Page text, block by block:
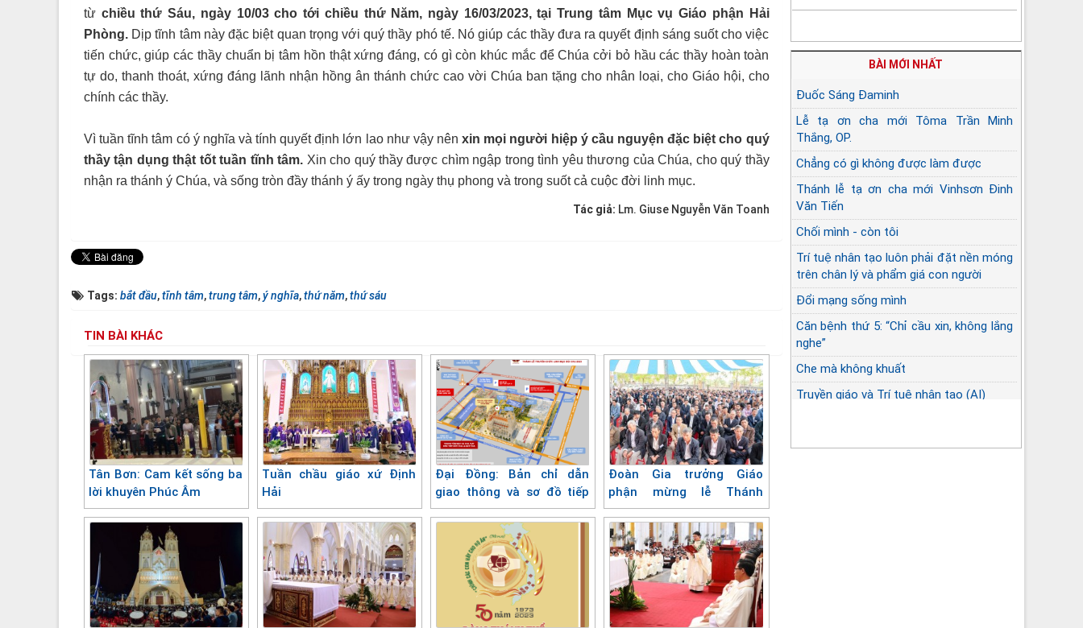
từ chiều thứ Sáu, ngày 10/03 cho tới chiều thứ Năm, ngày 16/03/2023, tại Trung tâm Mục vụ Giáo phận Hải
Phòng. Dịp tĩnh tâm này đặc biệt quan trọng với quý thầy phó tế. Nó giúp các thầy đưa ra quyết định sáng suốt cho việc
tiến chức, giúp các thầy chuẩn bị tâm hồn thật xứng đáng, có gì còn khúc mắc để Chúa cởi bỏ hầu các thầy hoàn toàn
tự do, thanh thoát, xứng đáng lãnh nhận hồng ân thánh chức cao vời Chúa ban tặng cho nhân loại, cho Giáo hội, cho
chính các thầy.
Vì tuần tĩnh tâm có ý nghĩa và tính quyết định lớn lao như vậy nênxin mọi người hiệp ý cầu nguyện đặc biệt cho quý
thầy tận dụng thật tốt tuần tĩnh tâm. Xin cho quý thầy được chìm ngập trong tình yêu thương của Chúa, cho quý thầy
nhận ra thánh ý Chúa, và sống tròn đầy thánh ý ấy trong ngày thụ phong và trong suốt cả cuộc đời linh mục.
Tác giả: Lm. Giuse Nguyễn Văn Toanh
Tags: bắt đầu,tĩnh tâm,trung tâm,ý nghĩa,thứ năm,thứ sáu
TIN BÀI KHÁC
Tân Bơn: Cam kết sống ba
lời khuyên Phúc Âm
Tuần chầu giáo xứ Định
Hải
Đại Đồng: Bản chỉ dẫn
giao thông và sơ đồ tiếp
đón
Đoàn Gia trưởng Giáo
phận mừng lễ Thánh
Giuse
BÀI MỚI NHẤT
Đuốc Sáng Đaminh
Lễ tạ ơn cha mới Tôma Trần Minh
Thắng, OP.
Chẳng có gì không được làm được
Thánh lễ tạ ơn cha mới Vinhsơn Đinh
Văn Tiến
Chối mình - còn tôi
Trí tuệ nhân tạo luôn phải đặt nền móng
trên chân lý và phẩm giá con người
Đổi mạng sống mình
Căn bệnh thứ 5: “Chỉ cầu xin, không lắng
nghe”
Che mà không khuất
Truyền giáo và Trí tuệ nhân tạo (AI)